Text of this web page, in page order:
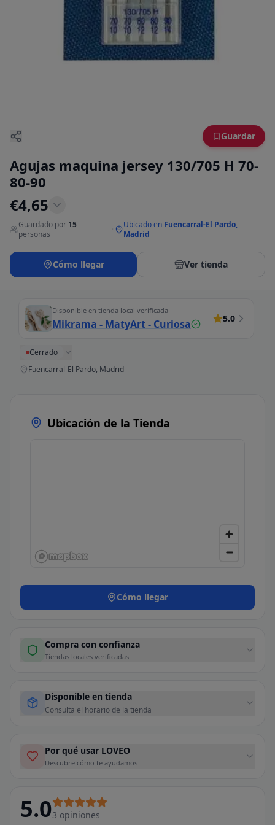
Guardar
Agujas maquina jersey 130/705 H 70-
80-90
€4,65
Guardado por 15
personas
Ubicado en Fuencarral-El Pardo,
Madrid
Cómo llegar Ver tienda
Disponible en tienda local verificada
Mikrama - MatyArt - Curiosa 5.0
Cerrado
Fuencarral-El Pardo, Madrid
Ubicación de la Tienda
Cómo llegar
Compra con confianza
Tiendas locales verificadas
Disponible en tienda
Consulta el horario de la tienda
Por qué usar LOVEO
Descubre cómo te ayudamos
5.03 opiniones